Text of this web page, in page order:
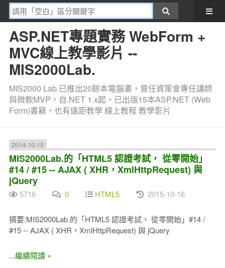
ASP.NET專題實務 WebForm +
MVC線上教學影片 --
MIS2000Lab.
MIS2000 Lab.已推出20餘本電腦書，曾任資策會專任講師
與微軟MVP。自.NET 1.x起，已出版15本ASP.NET (Web
Form)書籍，也有遠距教學 線上教程 教學影片
2014-10-15
MIS2000Lab.的「HTML5 認證考試， 從零開始」
#14 / #15 -- AJAX ( XHR，XmlHttpRequest) 與
jQuery
5716 0 HTML5 2015-10-16
摘要:MIS2000Lab.的「HTML5 認證考試， 從零開始」#14 /
#15 -- AJAX ( XHR，XmlHttpRequest) 與 jQuery
...繼續閱讀 »